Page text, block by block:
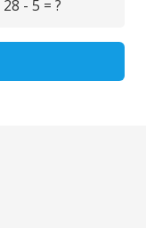
28 - 5 = ?